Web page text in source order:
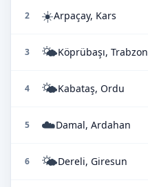
2 ☀️Arpaçay, Kars
3 🌤️Köprübaşı, Trabzon
4 🌤️Kabataş, Ordu
5 ☁️Damal, Ardahan
6 🌤️Dereli, Giresun